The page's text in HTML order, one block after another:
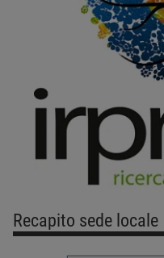
Recapito sede locale